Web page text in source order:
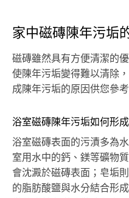
家中磁磚陳年污垢
磁磚雖然具有方便清潔的
使陳年污垢變得難以清除
成陳年污垢的原因供您參考
浴室磁磚陳年污垢如何形成
浴室磁磚表面的污漬多為
室用水中的鈣、鎂等礦物
會沈澱於磁磚表面；皂垢
的脂肪酸鹽與水分結合形